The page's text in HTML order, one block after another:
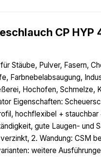
CP HYP
Stäube, Pulver, Fasern,
Farbnebelabsaugung,
Hochofen, Schmelze,
Eigenschaften:
hochflexibel + stauchbar
gute Laugen- und
2. Wandung: CSM
weitere